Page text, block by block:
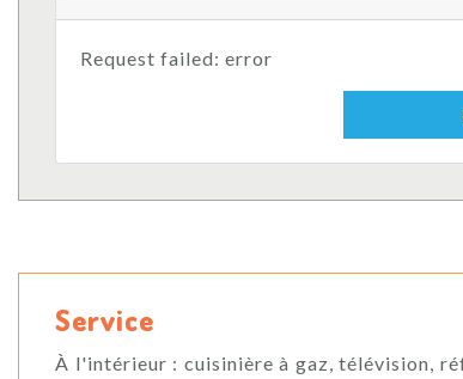
Request failed: error
Service
À l'intérieur : cuisinière à gaz, télévision,